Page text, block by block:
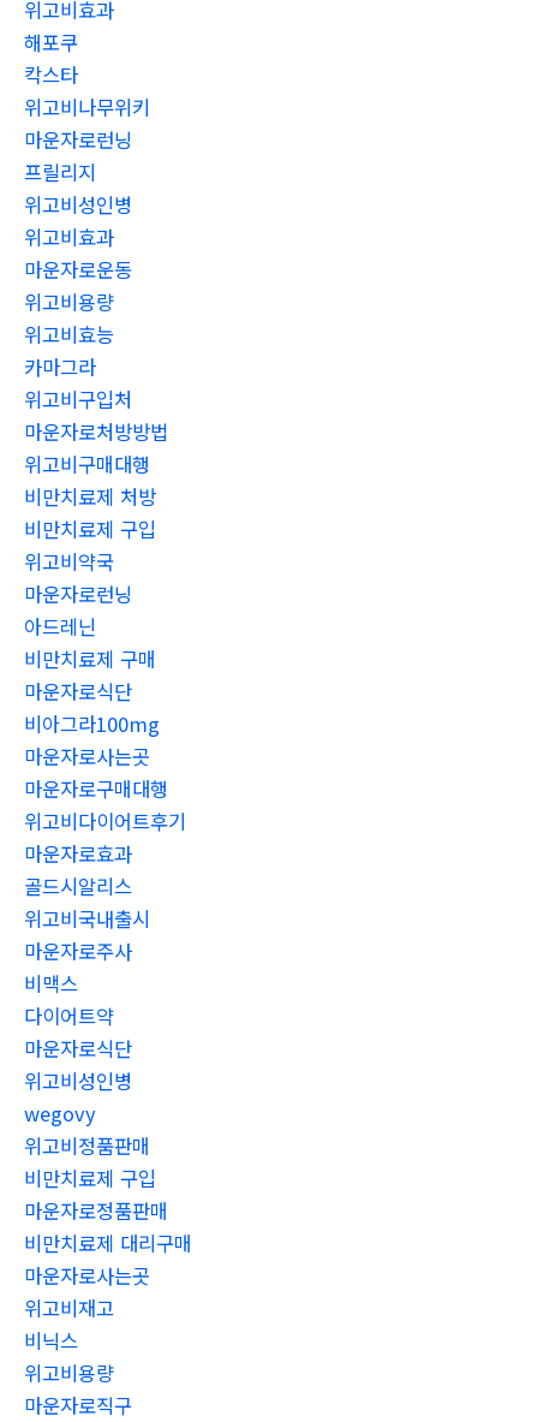
위고비효과
해포쿠
칵스타
위고비나무위키
마운자로런닝
프릴리지
위고비성인병
위고비효과
마운자로운동
위고비용량
위고비효능
카마그라
위고비구입처
마운자로처방방법
위고비구매대행
비만치료제 처방
비만치료제 구입
위고비약국
마운자로런닝
아드레닌
비만치료제 구매
마운자로식단
비아그라100mg
마운자로사는곳
마운자로구매대행
위고비다이어트후기
마운자로효과
골드시알리스
위고비국내출시
마운자로주사
비맥스
다이어트약
마운자로식단
위고비성인병
wegovy
위고비정품판매
비만치료제 구입
마운자로정품판매
비만치료제 대리구매
마운자로사는곳
위고비재고
비닉스
위고비용량
마운자로직구